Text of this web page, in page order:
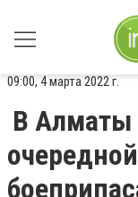
09:00, 4 марта 2022 г.
В Алматы